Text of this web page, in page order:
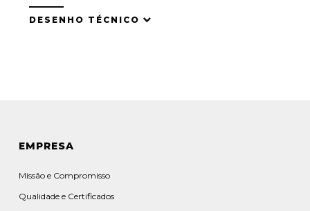
DESENHO TÉCNICO
EMPRESA
Missão e Compromisso
Qualidade e Certificados